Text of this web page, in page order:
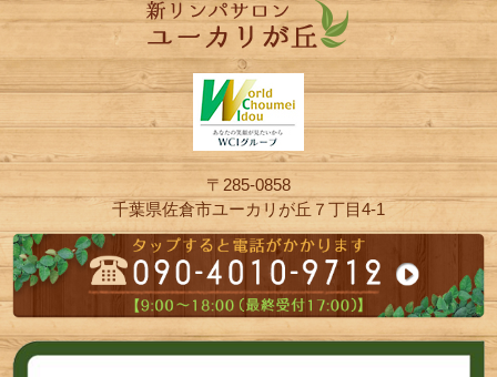
〒285-0858
千葉県佐倉市ユーカリが丘７丁目4-1